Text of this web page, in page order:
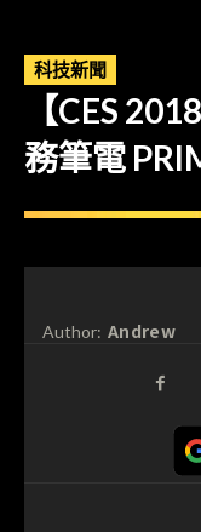
科技新聞
【CES
務筆電
Author: Andrew